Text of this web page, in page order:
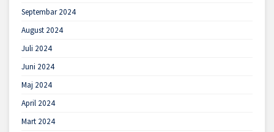
Septembar 2024
August 2024
Juli 2024
Juni 2024
Maj 2024
April 2024
Mart 2024